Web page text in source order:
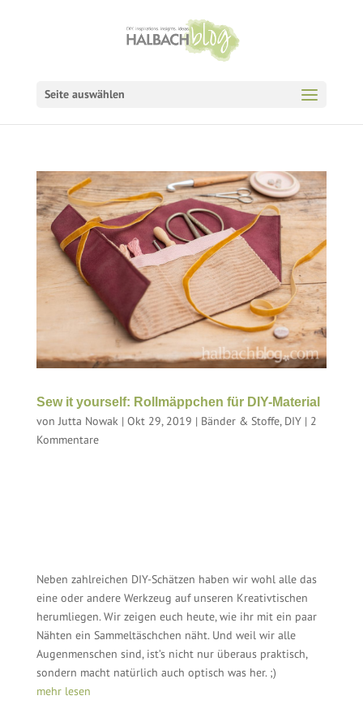
Seite auswählen
Sew it yourself: Rollmäppchen für DIY-Material
vonJutta Nowak| Okt 29, 2019 | Bänder & Stoffe, DIY| 2
Kommentare
Neben zahlreichen DIY-Schätzen haben wir wohl alle das
eine oder andere Werkzeug auf unseren Kreativtischen
herumliegen. Wir zeigen euch heute, wie ihr mit ein paar
Nähten ein Sammeltäschchen näht. Und weil wir alle
Augenmenschen sind, ist’s nicht nur überaus praktisch,
sondern macht natürlich auch optisch was her. ;)
mehr lesen